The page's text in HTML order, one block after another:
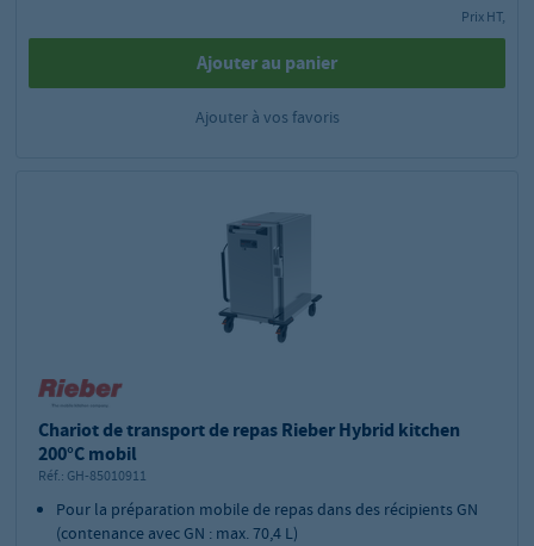
Prix HT,
Ajouter au panier
Ajouter à vos favoris
Chariot de transport de repas Rieber Hybrid kitchen
200°C mobil
Réf.: GH-85010911
Pour la préparation mobile de repas dans des récipients GN
(contenance avec GN : max. 70,4 L)